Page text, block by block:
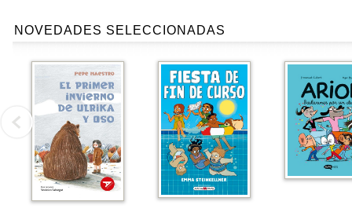
NOVEDADES SELECCIONADAS